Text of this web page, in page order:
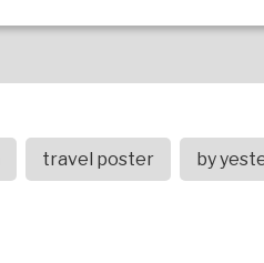
travel poster by